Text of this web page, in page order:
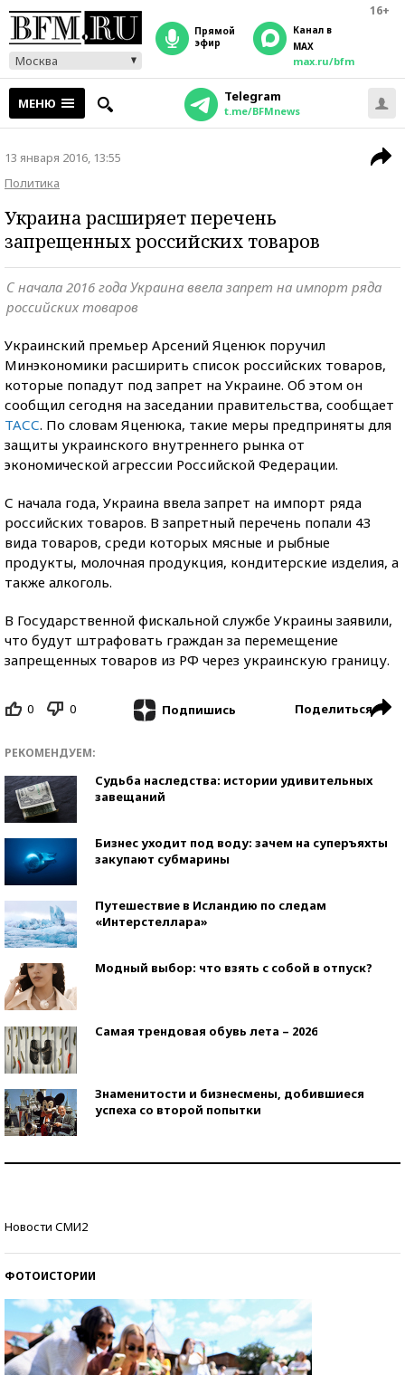
16+
Москва
прямой
эфир
Канал в
MAX
max.ru/bfm
МЕНЮ Telegram
t.me/BFMnews
13 января 2016, 13:55
Политика
Украина расширяет перечень
запрещенных российских товаров
С начала 2016 года Украина ввела запрет на импорт ряда
российских товаров
Украинский премьер Арсений Яценюк поручил
Минэкономики расширить список российских товаров,
которые попадут под запрет на Украине. Об этом он
сообщил сегодня на заседании правительства, сообщает
ТАСС. По словам Яценюка, такие меры предприняты для
защиты украинского внутреннего рынка от
экономической агрессии Российской Федерации.
С начала года, Украина ввела запрет на импорт ряда
российских товаров. В запретный перечень попали 43
вида товаров, среди которых мясные и рыбные
продукты, молочная продукция, кондитерские изделия, а
также алкоголь.
В Государственной фискальной службе Украины заявили,
что будут штрафовать граждан за перемещение
запрещенных товаров из РФ через украинскую границу.
0 0 Подпишись Поделиться
РЕКОМЕНДУЕМ:
Судьба наследства: истории удивительных
завещаний
Бизнес уходит под воду: зачем на суперъяхты
закупают субмарины
Путешествие в Исландию по следам
«Интерстеллара»
Модный выбор: что взять с собой в отпуск?
Самая трендовая обувь лета – 2026
Знаменитости и бизнесмены, добившиеся
успеха со второй попытки
Новости СМИ2
ФОТОИСТОРИИ